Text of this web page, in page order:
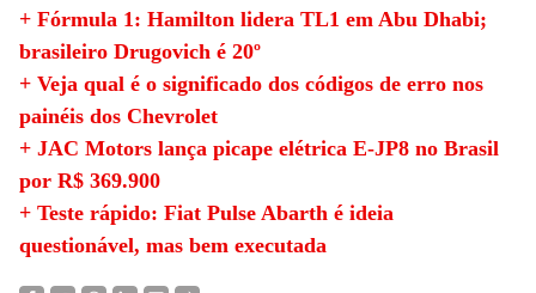
+ Fórmula 1: Hamilton lidera TL1 em Abu Dhabi;
brasileiro Drugovich é 20º
+ Veja qual é o significado dos códigos de erro nos
painéis dos Chevrolet
+ JAC Motors lança picape elétrica E-JP8 no Brasil
por R$ 369.900
+ Teste rápido: Fiat Pulse Abarth é ideia
questionável, mas bem executada